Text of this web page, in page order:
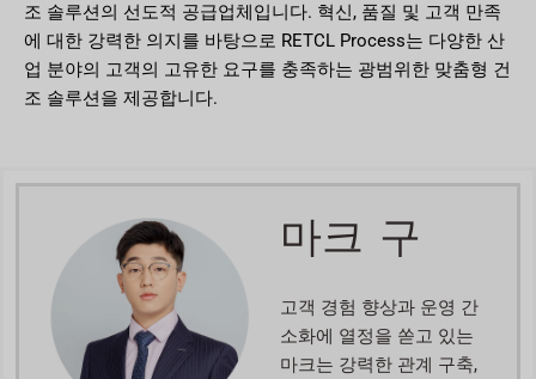
조 솔루션의 선도적 공급업체입니다. 혁신, 품질 및 고객 만족
에 대한 강력한 의지를 바탕으로 RETCL Process는 다양한 산
업 분야의 고객의 고유한 요구를 충족하는 광범위한 맞춤형 건
조 솔루션을 제공합니다.
마크 구
고객 경험 향상과 운영 간
소화에 열정을 쏟고 있는
마크는 강력한 관계 구축,